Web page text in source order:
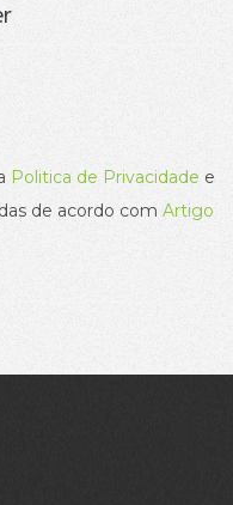
Politica de Privacidade e
de acordo com Artigo